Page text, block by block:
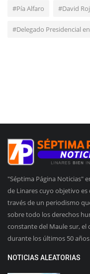
#Pía Alfaro #David
#Delegado Presidencial
"Séptima Página Noticias"
de Linares cuyo objetivo
través de un periodismo
sobre todo los derechos
constante del Maule sur,
durante los últimos 50
NOTICIAS ALEATORIAS